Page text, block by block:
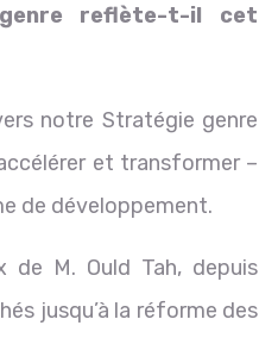
reflète-t-il cet
notre Stratégie genre
et transformer –
de développement.
de M. Ould Tah, depuis
jusqu’à la réforme des